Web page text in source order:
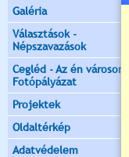
Galéria
Választások -
Népszavazások
Cegléd - Az én városom -
Fotópályázat
Projektek
Oldaltérkép
Adatvédelem